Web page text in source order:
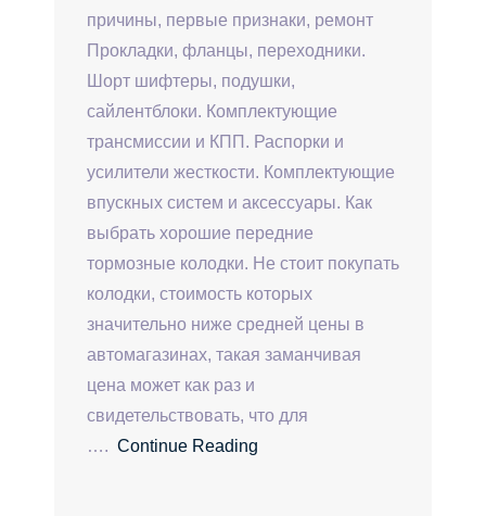
причины, первые признаки, ремонт
Прокладки, фланцы, переходники.
Шорт шифтеры, подушки,
сайлентблоки. Комплектующие
трансмиссии и КПП. Распорки и
усилители жесткости. Комплектующие
впускных систем и аксессуары. Как
выбрать хорошие передние
тормозные колодки. Не стоит покупать
колодки, стоимость которых
значительно ниже средней цены в
автомагазинах, такая заманчивая
цена может как раз и
свидетельствовать, что для
…. Continue Reading